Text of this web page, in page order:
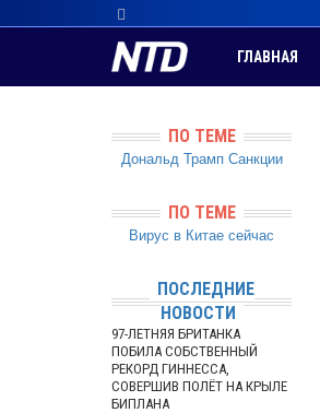
ГЛАВНАЯ
ПО ТЕМЕ
Дональд Трамп Санкции
ПО ТЕМЕ
Вирус в Китае сейчас
ПОСЛЕДНИЕ
НОВОСТИ
97-ЛЕТНЯЯ БРИТАНКА
ПОБИЛА СОБСТВЕННЫЙ
РЕКОРД ГИННЕССА,
СОВЕРШИВ ПОЛЁТ НА КРЫЛЕ
БИПЛАНА